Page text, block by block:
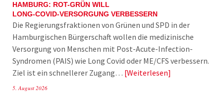
HAMBURG: ROT-GRÜN WILL
LONG-COVID-VERSORGUNG VERBESSERN
Die Regierungsfraktionen von Grünen und SPD in der
Hamburgischen Bürgerschaft wollen die medizinische
Versorgung von Menschen mit Post-Acute-Infection-
Syndromen (PAIS) wie Long Covid oder ME/CFS verbessern.
Ziel ist ein schnellerer Zugang… Weiterlesen
5. August 2026